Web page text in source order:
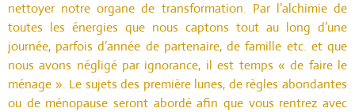
nettoyer notre organe de transformation. Par l’alchimie de
toutes les énergies que nous captons tout au long d’une
journée, parfois d’année de partenaire, de famille etc. et que
nous avons négligé par ignorance, il est temps « de faire le
ménage ». Le sujets des première lunes, de règles abondantes
ou de ménopause seront abordé afin que vous rentrez avec